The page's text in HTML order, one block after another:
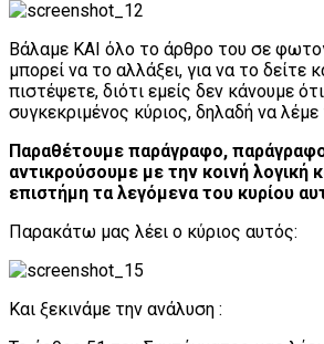
Βάλαμε ΚΑΙ όλο το άρθρο του σε
μπορεί να το αλλάξει, για να το δείτε
πιστέψετε, διότι εμείς δεν κάνουμε
συγκεκριμένος κύριος, δηλαδή να λέμε
Παραθέτουμε παράγραφο,
αντικρούσουμε με την κοινή λογική
επιστήμη τα λεγόμενα του κυρίου
Παρακάτω μας λέει ο κύριος αυτός:
Και ξεκινάμε την ανάλυση :